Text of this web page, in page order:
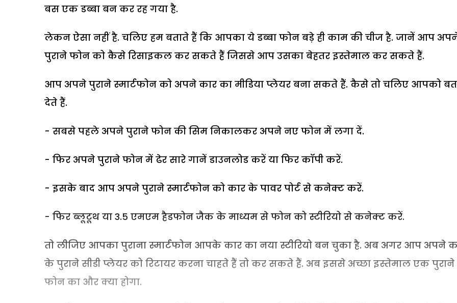
बस एक डब्बा बन कर रह गया है.
लेकन ऐसा नहीं है. चलिए हम बताते हैं कि आपका ये डब्बा फोन बड़े ही काम की चीज है. जानें आप
पुराने फोन को कैसे रिसाइकल कर सकते हैं जिससे आप उसका बेहतर इस्तेमाल कर सकते हैं.
आप अपने पुराने स्मार्टफोन को अपने कार का मीडिया प्लेयर बना सकते हैं. कैसे तो चलिए आपको
देते हैं.
- सबसे पहले अपने पुराने फोन की सिम निकालकर अपने नए फोन में लगा दें.
- फिर अपने पुराने फोन में ढेर सारे गानें डाउनलोड करें या फिर कॉपी करें.
- इसके बाद आप अपने पुराने स्मार्टफोन को कार के पावर पोर्ट से कनेक्ट करें.
- फिर ब्लूटूथ या 3.5 एमएम हैडफोन जैक के माध्यम से फोन को स्टीरियो से कनेक्ट करें.
तो लीजिए आपका पुराना स्मार्टफोन आपके कार का नया स्टीरियो बन चुका है. अब अगर आप अपने
के पुराने सीडी प्लेयर को रिटायर करना चाहते हैं तो कर सकते हैं. अब इससे अच्छा इस्तेमाल एक पुराने
फोन का और क्या होगा.